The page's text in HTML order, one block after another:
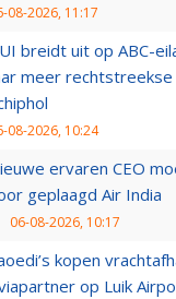
08-2026, 11:17
breidt uit op ABC-
meer rechtstreekse
08-2026, 10:24
ervaren CEO
geplaagd Air India
06-08-2026, 10:17
kopen
op Luik